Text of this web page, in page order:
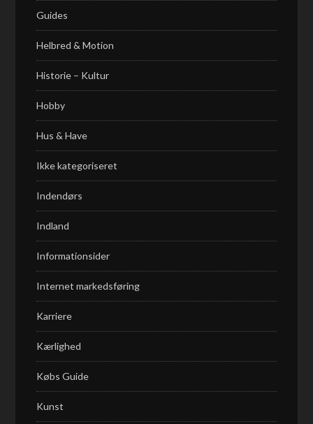
Guides
Helbred & Motion
Historie – Kultur
Hobby
Hus & Have
Ikke kategoriseret
Indendørs
Indland
Informationsider
Internet markedsføring
Karriere
Kærlighed
Købs Guide
Kunst